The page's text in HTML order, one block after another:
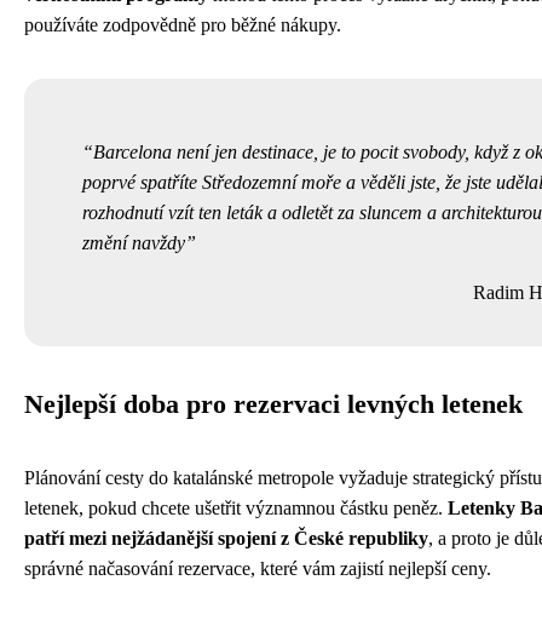
používáte zodpovědně pro běžné nákupy.
Barcelona není jen destinace, je to pocit svobody, když z
poprvé spatříte Středozemní moře a věděli jste, že jste
rozhodnutí vzít ten leták a odletět za sluncem a
změní navždy
Radim
Nejlepší doba pro rezervaci levných letenek
Plánování cesty do katalánské metropole vyžaduje strategický
letenek, pokud chcete ušetřit významnou částku peněz. Letenky
patří mezi nejžádanější spojení z České republiky, a proto je
správné načasování rezervace, které vám zajistí nejlepší ceny.